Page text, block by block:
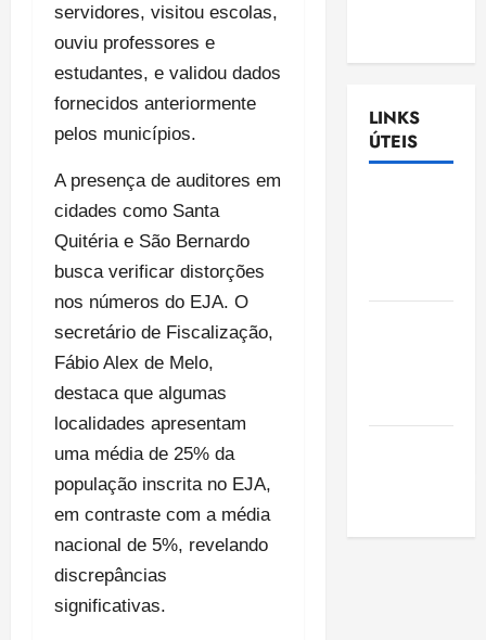
servidores, visitou escolas,
ouviu professores e
estudantes, e validou dados
fornecidos anteriormente
pelos municípios.
A presença de auditores em
cidades como Santa
Quitéria e São Bernardo
busca verificar distorções
nos números do EJA. O
secretário de Fiscalização,
Fábio Alex de Melo,
destaca que algumas
localidades apresentam
uma média de 25% da
população inscrita no EJA,
em contraste com a média
nacional de 5%, revelando
discrepâncias
significativas.
LINKS
ÚTEIS